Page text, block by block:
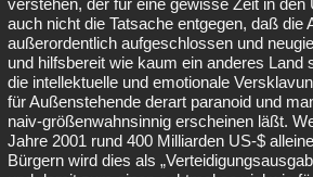
verstehen, der für eine gewisse Zeit in den
auch nicht die Tatsache entgegen, daß die
außerordentlich aufgeschlossen und
und hilfsbereit wie kaum ein anderes Land
die intellektuelle und emotionale
für Außenstehende derart paranoid und
naiv-größenwahnsinnig erscheinen läßt.
Jahre 2001 rund 400 Milliarden US-$
Bürgern wird dies als